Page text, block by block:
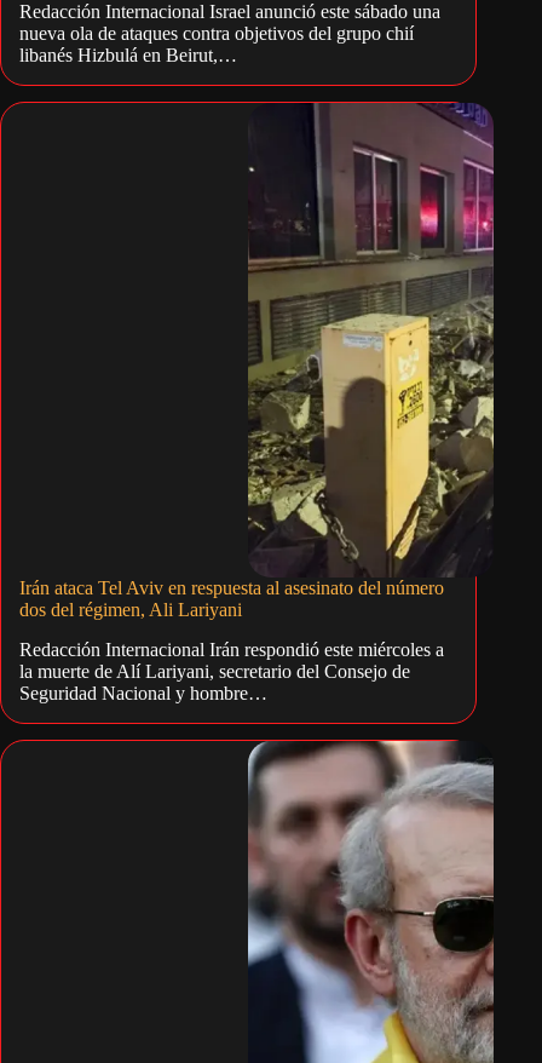
Redacción Internacional Israel anunció este sábado una
nueva ola de ataques contra objetivos del grupo chií
libanés Hizbulá en Beirut,…
Irán ataca Tel Aviv en respuesta al asesinato del número
dos del régimen, Ali Lariyani
Redacción Internacional Irán respondió este miércoles a
la muerte de Alí Lariyani, secretario del Consejo de
Seguridad Nacional y hombre…